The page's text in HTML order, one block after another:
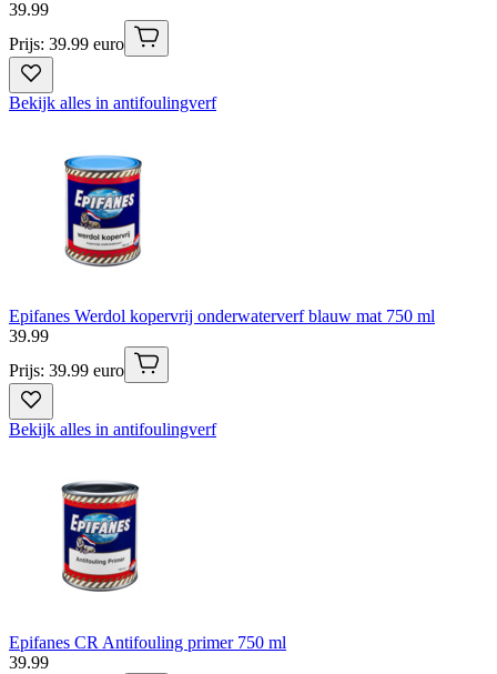
39.99
Prijs: 39.99 euro
Bekijk alles in antifoulingverf
Epifanes Werdol kopervrij onderwaterverf blauw mat 750 ml
39.99
Prijs: 39.99 euro
Bekijk alles in antifoulingverf
Epifanes CR Antifouling primer 750 ml
39.99